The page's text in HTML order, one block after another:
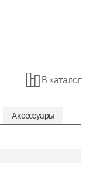
В каталог
Аксессуары